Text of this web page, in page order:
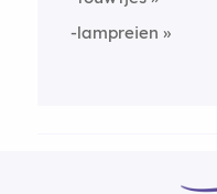
-lampreien